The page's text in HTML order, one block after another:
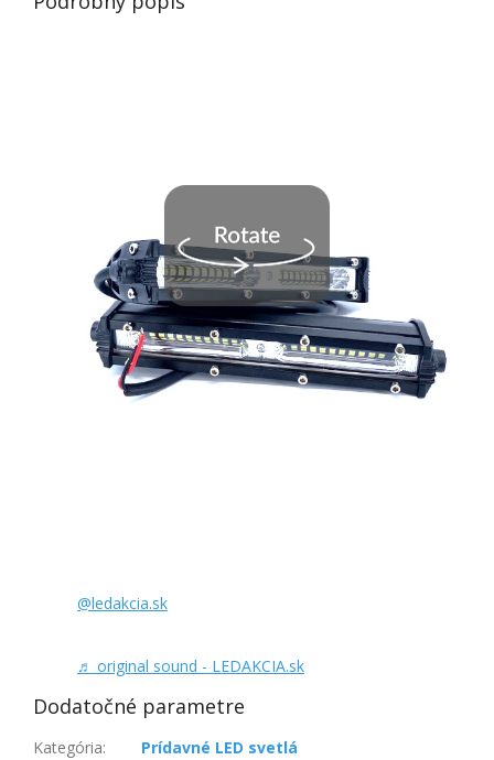
@ledakcia.sk
♬ original sound - LEDAKCIA.sk
Dodatočné parametre
Kategória:
Prídavné LED svetlá